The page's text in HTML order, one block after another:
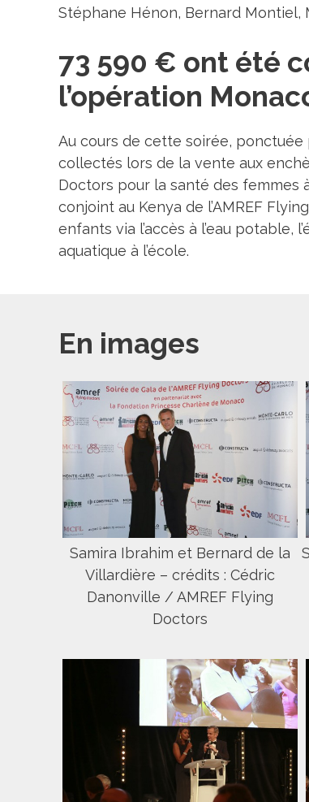
Stéphane Hénon, Bernard Montiel,
73 590 € ont été
l’opération
Au cours de cette soirée,
collectés lors de la vente aux
Doctors pour la santé des femmes
conjoint au Kenya de l’AMREF
enfants via l’accès à l’eau potable,
aquatique à l’école.
En images
Samira Ibrahim et Bernard de la
Villardière – crédits : Cédric
Danonville / AMREF Flying
Doctors